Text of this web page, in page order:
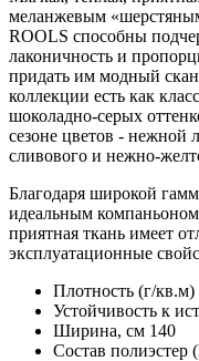
меланжевым
ROOLS способны
лаконичность и
придать им модный
коллекции есть как
шоколадно-серых
сезоне цветов - нежной
сливового и нежно-
Благодаря широкой
идеальным
приятная ткань имеет
эксплуатационные
Плотность (г/кв.м)
Устойчивость к
Ширина, см 140
Состав полиэстер